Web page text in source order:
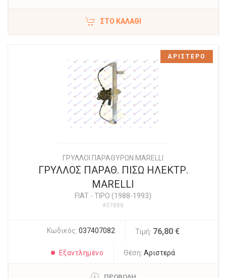
ΣΤΟ ΚΑΛΆΘΙ
ΓΡΥΛΛΟΙ ΠΑΡΑΘΥΡΩΝ MARELLI
ΓΡΥΛΛΟΣ ΠΑΡΑΘ. ΠΙΣΩ ΗΛΕΚΤΡ.
MARELLI
FIAT - TIPO (1988-1993)
#37888
Κωδικός: 037407082 Τιμή: 76,80 €
Εξαντλημένο Θέση:Αριστερά
ΑΡΙΣΤΕΡΟ